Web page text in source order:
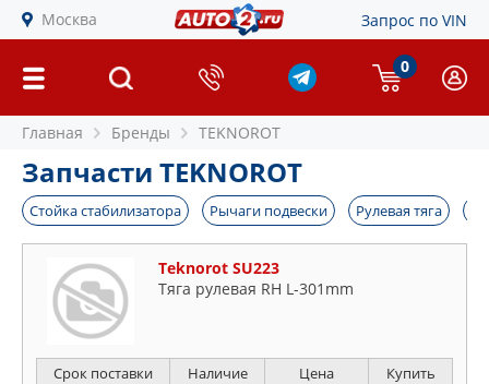
Москва Запрос по VIN
0
Главная Бренды TEKNOROT
Запчасти TEKNOROT
Стойка стабилизатора Рычаги подвески Рулевая тяга
Teknorot SU223
Тяга рулевая RH L-301mm
Срок поставки Наличие Цена Купить